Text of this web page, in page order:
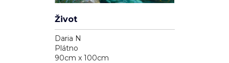
Život
Daria N
Plátno
90cm x 100cm